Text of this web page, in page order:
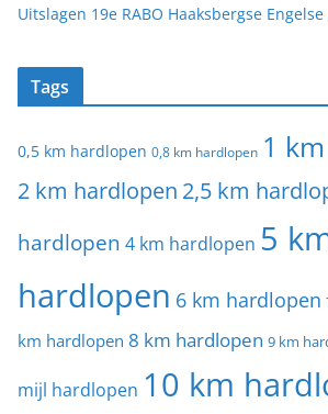
Uitslagen 19e RABO Haaksbergse
Tags
0,5 km hardlopen 0,8 km hardlopen 1
2 km hardlopen 2,5 km
hardlopen 4 km hardlopen 5
hardlopen 6 km hardlopen
km hardlopen 8 km hardlopen 9 km
mijl hardlopen 10 km